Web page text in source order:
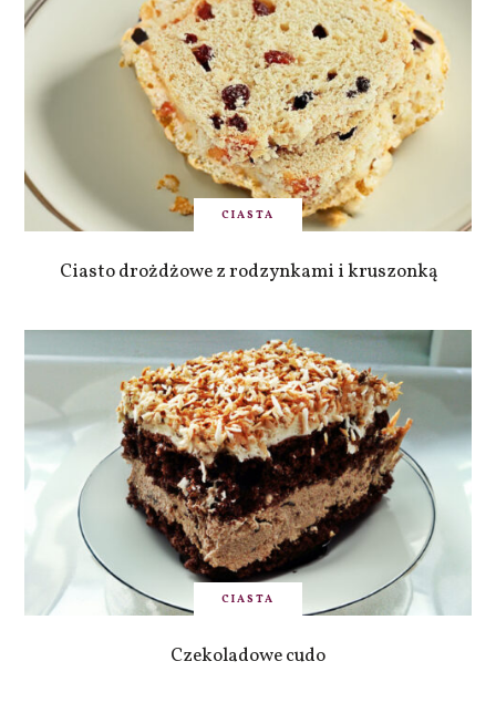
CIASTA
Ciasto drożdżowe z rodzynkami i kruszonką
CIASTA
Czekoladowe cudo